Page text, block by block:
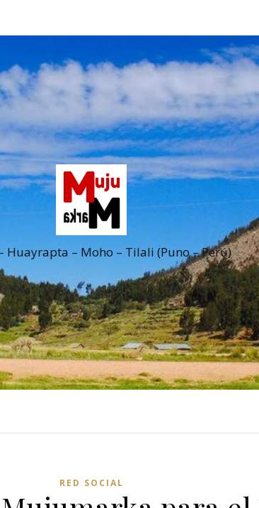
Huayrapta – Moho – Tilali (Puno – Perú)
RED SOCIAL